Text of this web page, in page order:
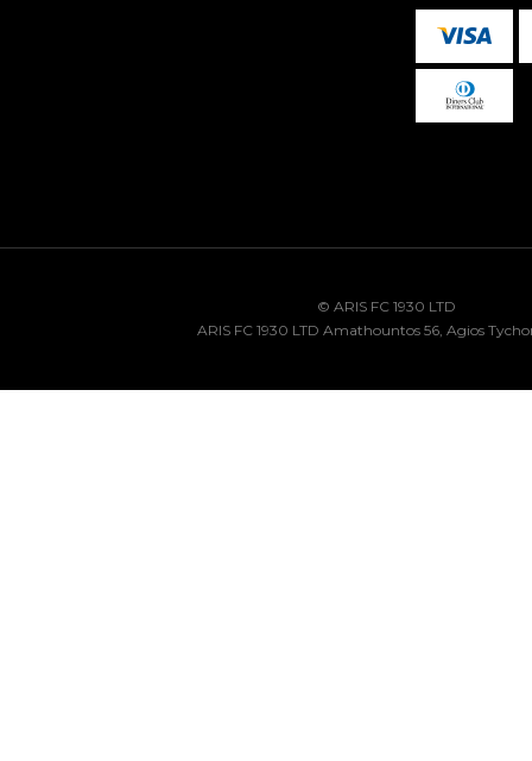
© ARIS FC 1930 LTD
ARIS FC 1930 LTD Amathountos 56, Agios